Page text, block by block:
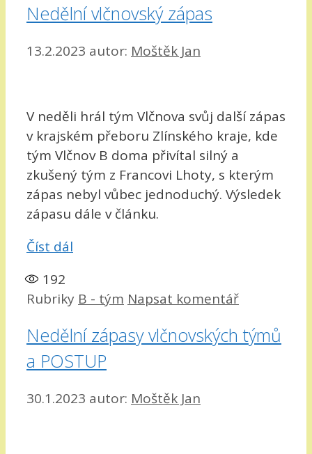
Nedělní vlčnovský zápas
13.2.2023 autor: Moštěk Jan
V neděli hrál tým Vlčnova svůj další zápas
v krajském přeboru Zlínského kraje, kde
tým Vlčnov B doma přivítal silný a
zkušený tým z Francovi Lhoty, s kterým
zápas nebyl vůbec jednoduchý. Výsledek
zápasu dále v článku.
Číst dál
192
Rubriky B - tým Napsat komentář
Nedělní zápasy vlčnovských týmů
a POSTUP
30.1.2023 autor: Moštěk Jan